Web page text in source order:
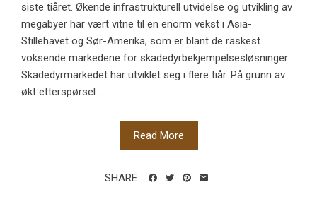
siste tiåret. Økende infrastrukturell utvidelse og utvikling av
megabyer har vært vitne til en enorm vekst i Asia-
Stillehavet og Sør-Amerika, som er blant de raskest
voksende markedene for skadedyrbekjempelsesløsninger.
Skadedyrmarkedet har utviklet seg i flere tiår. På grunn av
økt etterspørsel ...
Read More
SHARE